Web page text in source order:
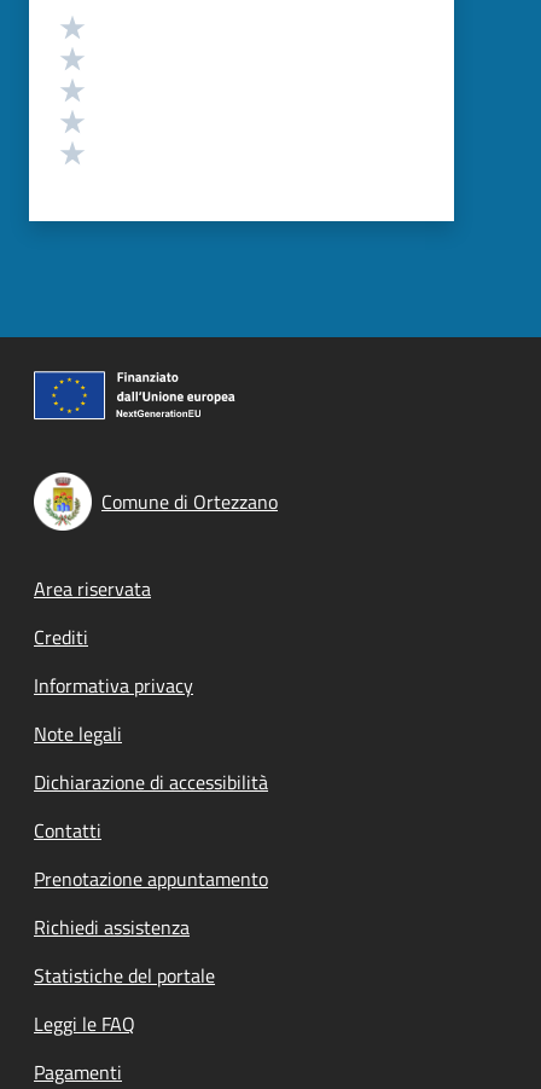
Valutazione
Comune di Ortezzano
Footer menu
Area riservata
Crediti
Informativa privacy
Note legali
Dichiarazione di accessibilità
Contatti
Prenotazione appuntamento
Richiedi assistenza
Statistiche del portale
Leggi le FAQ
Pagamenti